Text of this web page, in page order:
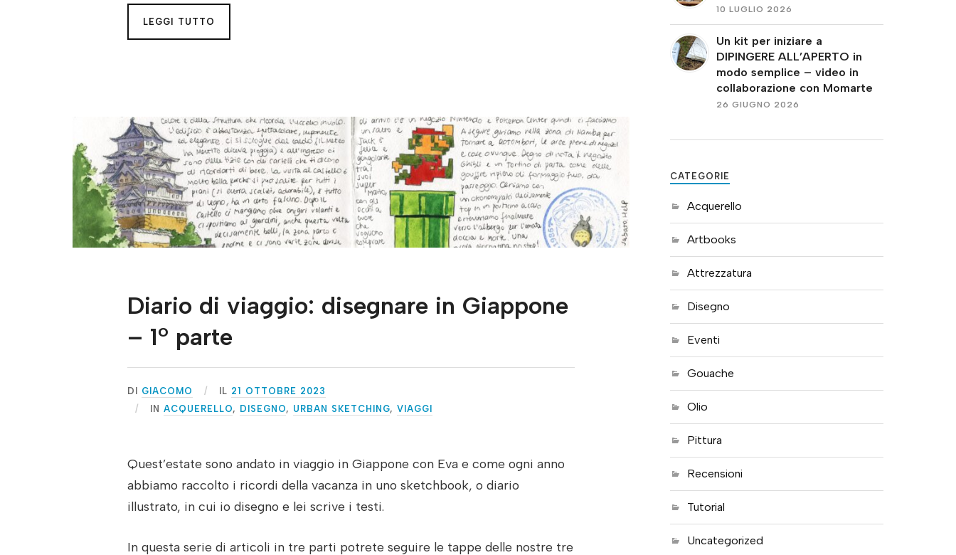
LEGGI TUTTO
Diario di viaggio: disegnare in Giappone
– 1° parte
DI GIACOMO IL 21 OTTOBRE 2023
INACQUERELLO, DISEGNO, URBAN SKETCHING,VIAGGI
Quest’estate sono andato in viaggio in Giappone con Eva e come ogni anno
abbiamo raccolto i ricordi della vacanza in uno sketchbook, o diario
illustrato, in cui io disegno e lei scrive i testi.
In questa serie di articoli in tre parti potrete seguire le tappe delle nostre tre
10 LUGLIO 2026
Un kit per iniziare a
DIPINGERE ALL’APERTO in
modo semplice – video in
collaborazione con Momarte
26 GIUGNO 2026
CATEGORIE
Acquerello
Artbooks
Attrezzatura
Disegno
Eventi
Gouache
Olio
Pittura
Recensioni
Tutorial
Uncategorized